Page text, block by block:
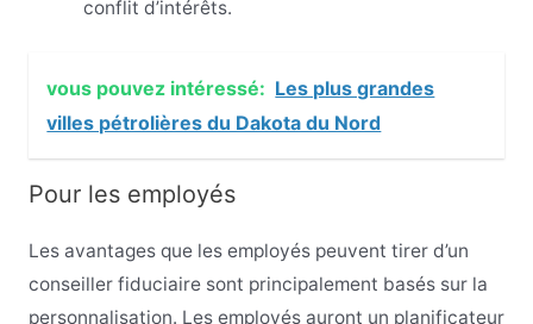
conflit d’intérêts.
vous pouvez intéressé: Les plus grandes
villes pétrolières du Dakota du Nord
Pour les employés
Les avantages que les employés peuvent tirer d’un
conseiller fiduciaire sont principalement basés sur la
personnalisation. Les employés auront un planificateur